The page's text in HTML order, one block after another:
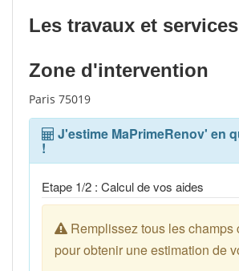
Les travaux et services
Zone d'intervention
Paris 75019